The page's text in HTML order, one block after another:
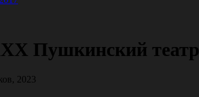
Пушкинский
2023